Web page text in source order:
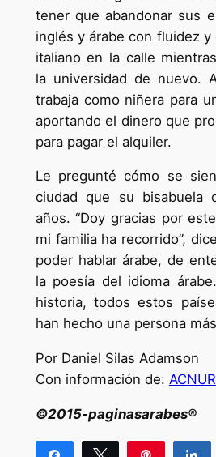
tener que abandonar sus
inglés y árabe con fluidez
italiano en la calle
la universidad de nuevo.
trabaja como niñera para
aportando el dinero que
para pagar el alquiler.
Le pregunté cómo se
ciudad que su bisabuela
años. “Doy gracias por
mi familia ha recorrido”,
poder hablar árabe, de
la poesía del idioma
historia, todos estos
han hecho una persona
Por Daniel Silas Adamson
Con información de: ACNUR
©2015-paginasarabes®
Compartir Twittear